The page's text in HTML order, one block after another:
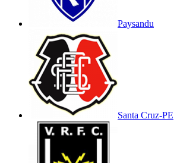
Paysandu
Santa Cruz-PE